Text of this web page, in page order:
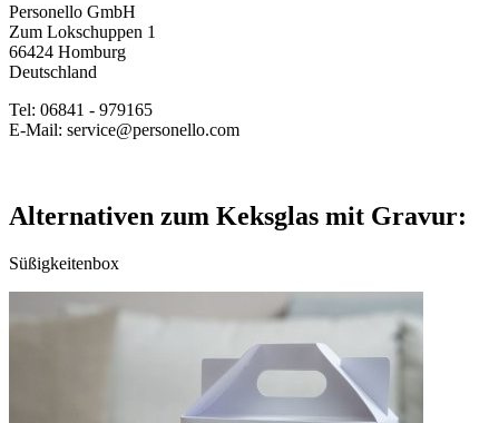
Personello GmbH
Zum Lokschuppen 1
66424 Homburg
Deutschland
Tel: 06841 - 979165
E-Mail: service@personello.com
Alternativen zum Keksglas mit Gravur:
Süßigkeitenbox